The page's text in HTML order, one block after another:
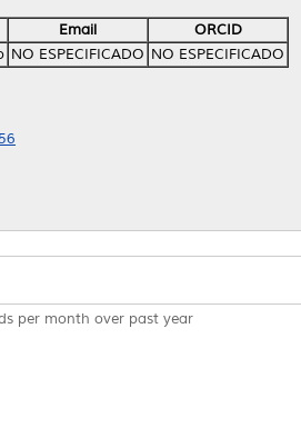
Email
ORCID
NO ESPECIFICADO NO ESPECIFICADO
per month over past year